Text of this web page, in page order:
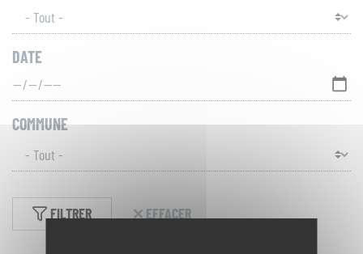
SUR
ACCÈS
RAPIDES
Actualités
Réserver une activité
Foire aux questions
DATE
COMMUNE
FILTRER EFFACER